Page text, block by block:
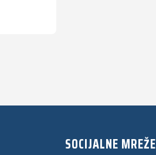
SOCIJALNE MREŽE